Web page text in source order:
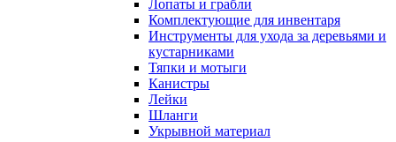
Лопаты и грабли
Комплектующие для инвентаря
Инструменты для ухода за деревьями и
кустарниками
Тяпки и мотыги
Канистры
Лейки
Шланги
Укрывной материал